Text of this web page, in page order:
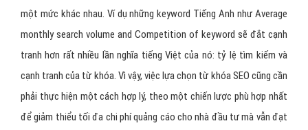
một mức khác nhau. Ví dụ những keyword Tiếng Anh như Average
monthly search volume and Competition of keyword sẽ đắt cạnh
tranh hơn rất nhiều lần nghĩa tiếng Việt của nó: tỷ lệ tìm kiếm và
cạnh tranh của từ khóa. Vì vậy, việc lựa chọn từ khóa SEO cũng cần
phải thực hiện một cách hợp lý, theo một chiến lược phù hợp nhất
để giảm thiểu tối đa chi phí quảng cáo cho nhà đầu tư mà vẫn đạt